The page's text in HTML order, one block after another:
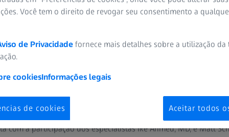
a OCT e usá-la no
COVID-19
com a participação dos especialistas Ike Ahmed, MD, e Matt
Você tem o direito de revogar seu consentimento a
de Privacidade fornece mais detalhes sobre a utilização da
cookiesInformações legais
de cookies Aceitar todos